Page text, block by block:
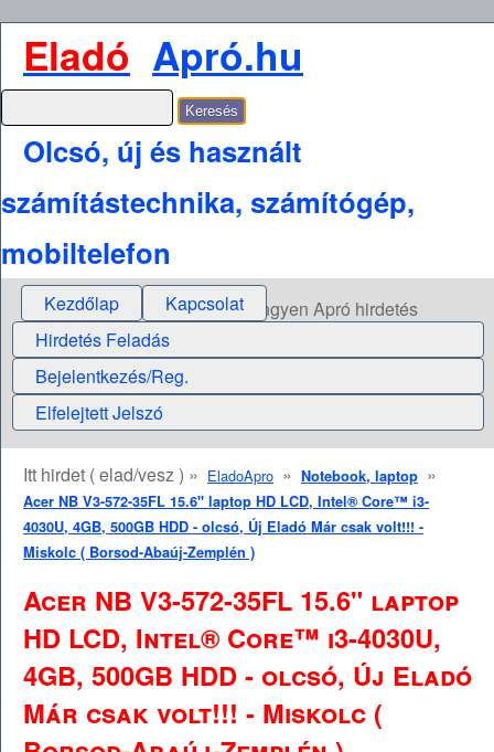
Eladó Apró.hu
Olcsó, új és használt
számítástechnika, számítógép,
mobiltelefon
Kezdőlap Kapcsolat
Ingyen Apró hirdetés
Hirdetés Feladás
Bejelentkezés/Reg.
Elfelejtett Jelszó
Itt hirdet ( elad/vesz ) » EladoApro » Notebook, laptop »
Acer NB V3-572-35FL 15.6" laptop HD LCD, Intel® Core™ i3-
4030U, 4GB, 500GB HDD - olcsó, Új Eladó Már csak volt!!! -
Miskolc ( Borsod-Abaúj-Zemplén )
Acer NB V3-572-35FL 15.6" laptop
HD LCD, Intel® Core™ i3-4030U,
4GB, 500GB HDD - olcsó, Új Eladó
Már csak volt!!! - Miskolc (